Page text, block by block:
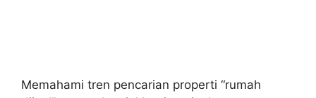
Memahami tren pencarian properti “rumah